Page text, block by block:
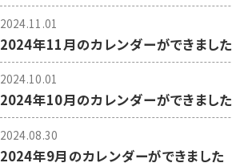
2024.11.01
2024年11月のカレンダーができました
2024.10.01
2024年10月のカレンダーができました
2024.08.30
2024年9月のカレンダーができました